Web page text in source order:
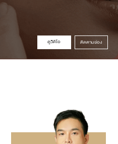
ดูวิดิโอ ติดตามช่อง